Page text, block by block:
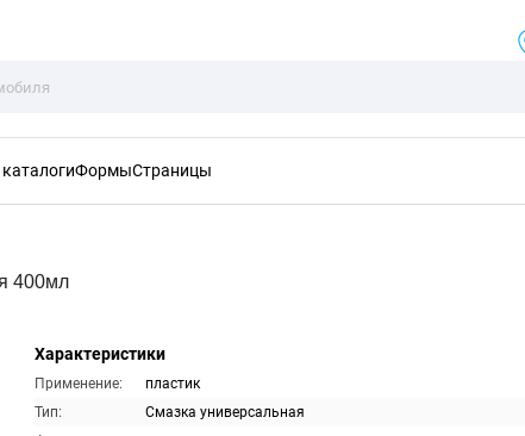
ФормыСтраницы
400мл
Характеристики
Применение:
пластик
Тип:
Смазка универсальная